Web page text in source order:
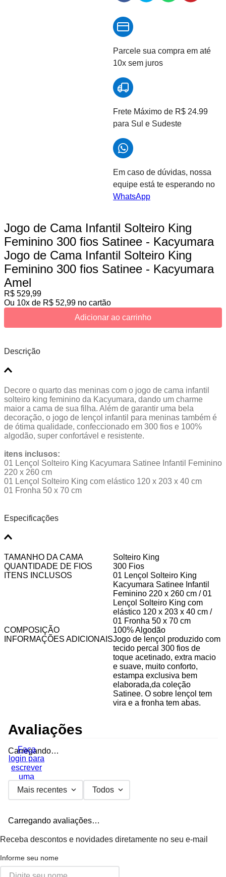
Parcele sua compra em até
10x sem juros
Frete Máximo de R$ 24.99
para Sul e Sudeste
Em caso de dúvidas, nossa
equipe está te esperando no
WhatsApp
Jogo de Cama Infantil Solteiro King
Feminino 300 fios Satinee - Kacyumara
Jogo de Cama Infantil Solteiro King
Feminino 300 fios Satinee - Kacyumara
Amel
R$ 529,99
Ou 10x de R$ 52,99 no cartão
Adicionar ao carrinho
Descrição
Decore o quarto das meninas com o jogo de cama infantil
solteiro king feminino da Kacyumara, dando um charme
maior a cama de sua filha. Além de garantir uma bela
decoração, o jogo de lençol infantil para meninas também é
de ótima qualidade, confeccionado em 300 fios e 100%
algodão, super confortável e resistente.
itens inclusos:
01 Lençol Solteiro King Kacyumara Satinee Infantil Feminino
220 x 260 cm
01 Lençol Solteiro King com elástico 120 x 203 x 40 cm
01 Fronha 50 x 70 cm
Especificações
TAMANHO DA CAMA
Solteiro King
QUANTIDADE DE FIOS
300 Fios
ITENS INCLUSOS
01 Lençol Solteiro King
Kacyumara Satinee Infantil
Feminino 220 x 260 cm / 01
Lençol Solteiro King com
elástico 120 x 203 x 40 cm /
01 Fronha 50 x 70 cm
COMPOSIÇÃO
100% Algodão
INFORMAÇÕES ADICIONAISJogo de lençol produzido com
tecido percal 300 fios de
toque acetinado, extra macio
e suave, muito conforto,
estampa exclusiva bem
elaborada,da coleção
Satinee. O sobre lençol tem
vira e a fronha tem abas.
Avaliações
Carregando…
Faça
login para
escrever
uma
avaliação.
Mais recentes Todos
Carregando avaliações…
Receba descontos e novidades diretamente no seu e-mail
Informe seu nome